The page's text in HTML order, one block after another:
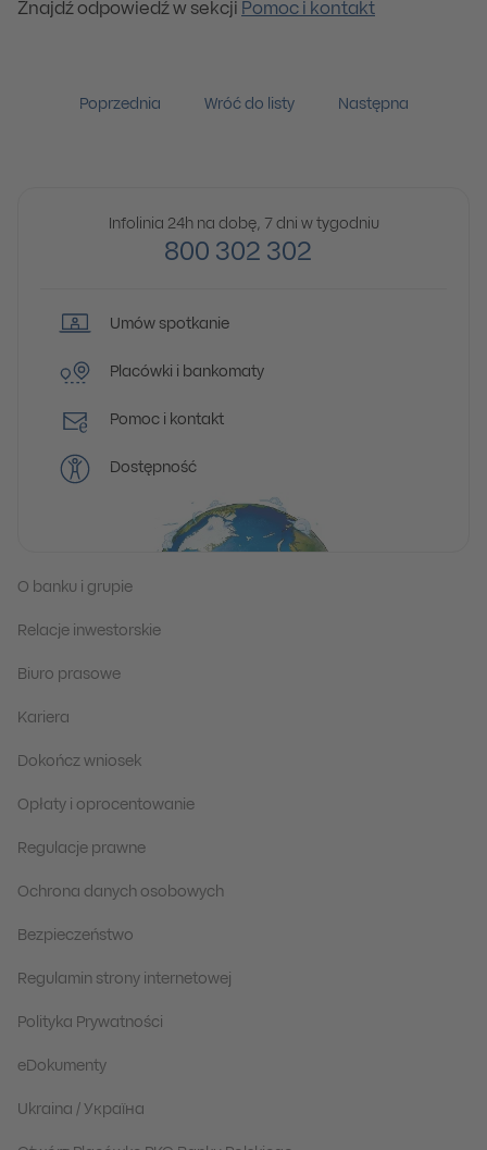
Znajdź odpowiedź w sekcji Pomoc i kontakt
Poprzednia Wróć do listy Następna
Infolinia 24h na dobę, 7 dni w tygodniu
800 302 302
Umów spotkanie
Placówki i bankomaty
Pomoc i kontakt
Dostępność
O banku i grupie
Relacje inwestorskie
Biuro prasowe
Kariera
Dokończ wniosek
Opłaty i oprocentowanie
Regulacje prawne
Ochrona danych osobowych
Bezpieczeństwo
Regulamin strony internetowej
Polityka Prywatności
eDokumenty
Ukraina / Україна